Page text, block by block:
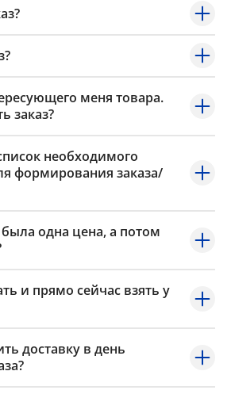
меня товара.
заказ?
необходимого
формирования заказа/
одна цена, а потом
и прямо сейчас взять у
доставку в день